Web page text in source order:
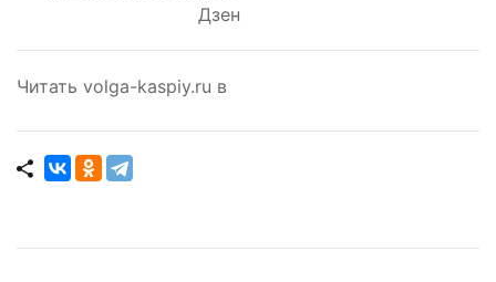
Дзен
Читать volga-kaspiy.ru в